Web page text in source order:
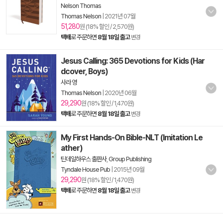
Nelson Thomas
Thomas Nelson 2021년 07월
51,280원 (18% 할인 / 2,570원)
택배로 주문하면 8월 18일 출고 변경
Jesus Calling: 365 Devotions for Kids (Har
dcover, Boys)
사라 영
Thomas Nelson 2020년 06월
29,290원 (18% 할인 / 1,470원)
택배로 주문하면 8월 18일 출고 변경
My First Hands-On Bible-NLT (Imitation Le
ather)
틴데일하우스 출판사, Group Publishing
Tyndale House Pub 2015년 09월
29,290원 (18% 할인 / 1,470원)
택배로 주문하면 8월 18일 출고 변경